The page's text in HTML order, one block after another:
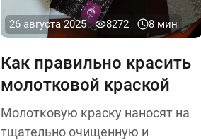
26 августа 2025 8272 8 мин
Как правильно красить
молотковой краской
Молотковую краску наносят на
тщательно очищенную и